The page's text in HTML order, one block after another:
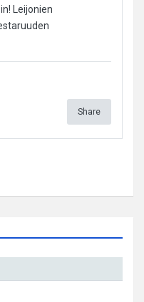
Leijonien
Share